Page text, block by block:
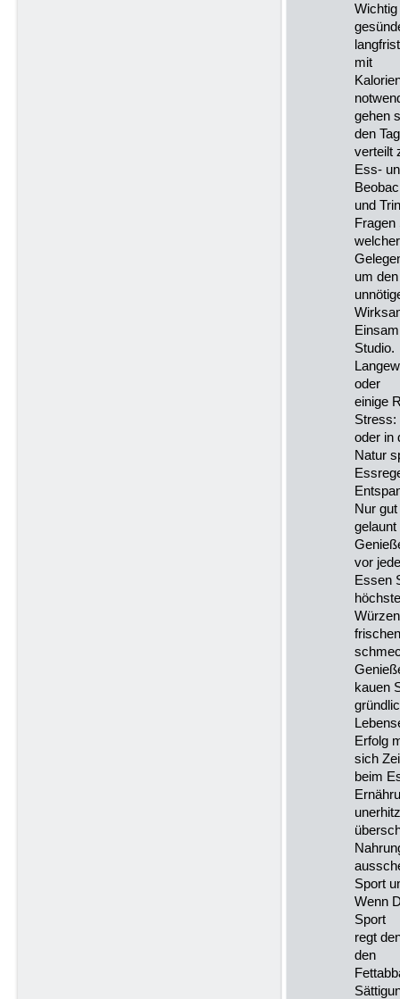
mit
gehen
den Tag
verteilt
Ess-
und
Fragen
welcher
um den
Studio.
oder
einige
Stress:
oder in
Natur
Nur gut
vor
Essen
kauen
Erfolg
sich
beim
Sport
Wenn
Sport
regt
den